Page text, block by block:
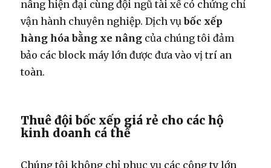
nâng hiện đại cùng đội ngũ tài xế có chứng chỉ
vận hành chuyên nghiệp. Dịch vụbốc xếp
hàng hóa bằng xe nâng của chúng tôi đảm
bảo các block máy lớn được đưa vào vị trí an
toàn.
Thuê đội bốc xếp giá rẻ cho các hộ
kinh doanh cá thể
Chúng tôi không chỉ phục vụ các công ty lớn